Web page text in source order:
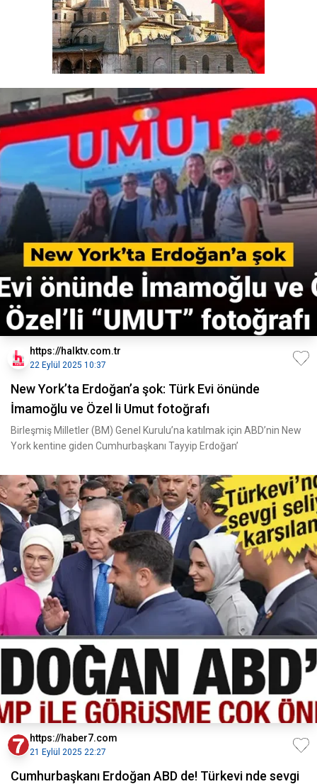
https://halktv.com.tr
22 Eylül 2025 10:37
New York’ta Erdoğan’a şok: Türk Evi önünde
İmamoğlu ve Özel li Umut fotoğrafı
Birleşmiş Milletler (BM) Genel Kurulu’na katılmak için ABD’nin New
York kentine giden Cumhurbaşkanı Tayyip Erdoğan’
https://haber7.com
21 Eylül 2025 22:27
Cumhurbaşkanı Erdoğan ABD de! Türkevi nde sevgi